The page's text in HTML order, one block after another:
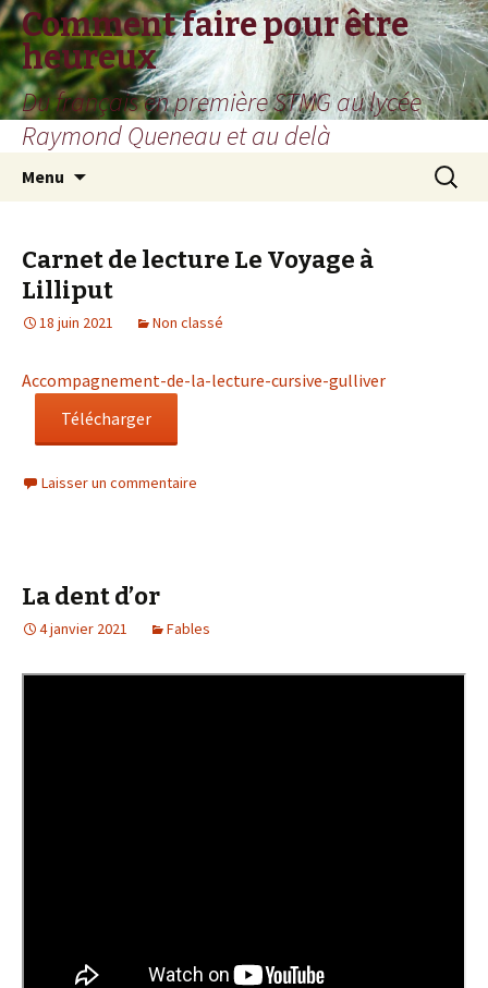
Comment faire pour être
heureux
Du français en première STMG au lycée
Raymond Queneau et au delà
Menu
Carnet de lecture Le Voyage à
Lilliput
18 juin 2021 Non classé
Accompagnement-de-la-lecture-cursive-gulliver
Télécharger
Laisser un commentaire
La dent d’or
4 janvier 2021 Fables